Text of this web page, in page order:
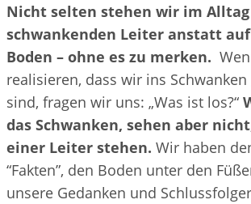
Hypnose
Kommunikation
Mentale Stärke
Rezensionen
Nicht selten stehen wir im
schwankenden Leiter anstatt
Boden – ohne es zu merken.
realisieren, dass wir ins
sind, fragen wir uns: „Was ist los?“
das Schwanken, sehen aber
einer Leiter stehen. Wir haben
“Fakten”, den Boden unter den
unsere Gedanken und